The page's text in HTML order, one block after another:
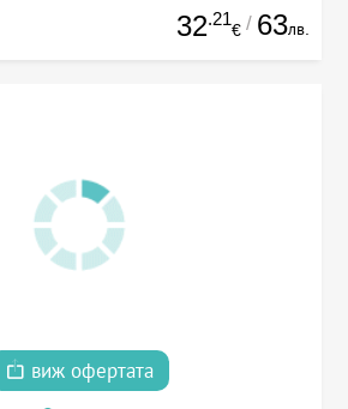
32.21
€ / 63лв.
виж офертата